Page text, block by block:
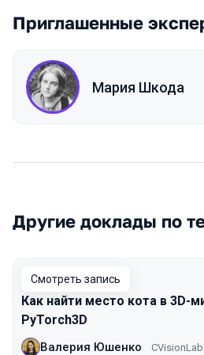
Приглашенные
Мария Шкода
Другие доклады по
Смотреть запись
Как найти место кота в 3D-
PyTorch3D
Валерия Юшенко CVisionLab